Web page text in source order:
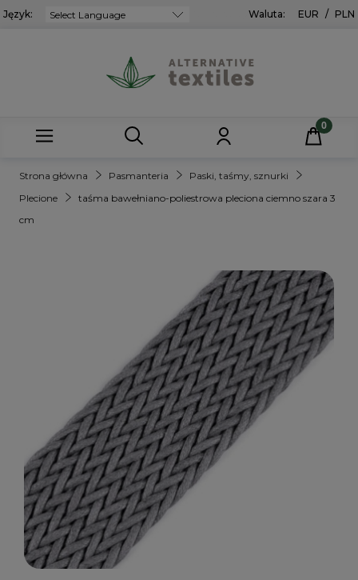
Język: Waluta: EUR / PLN
Strona główna Pasmanteria
Paski, taśmy, sznurki
Plecione
taśma bawełniano-poliestrowa pleciona ciemno szara 3
cm